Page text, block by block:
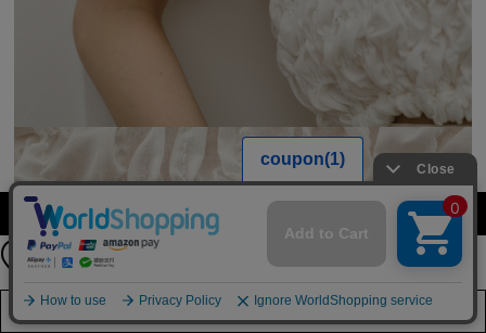
カラーを選択する（フリーサイズ）
店舗在庫を見る
公式LINEアカウント
お友達登録で
詳しくはこちら